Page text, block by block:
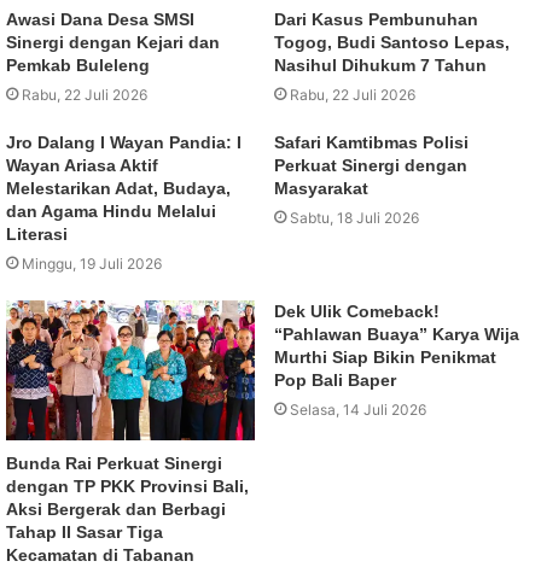
Awasi Dana Desa SMSI
Sinergi dengan Kejari dan
Pemkab Buleleng
Rabu, 22 Juli 2026
Dari Kasus Pembunuhan
Togog, Budi Santoso Lepas,
Nasihul Dihukum 7 Tahun
Rabu, 22 Juli 2026
Jro Dalang I Wayan Pandia: I
Wayan Ariasa Aktif
Melestarikan Adat, Budaya,
dan Agama Hindu Melalui
Literasi
Minggu, 19 Juli 2026
Safari Kamtibmas Polisi
Perkuat Sinergi dengan
Masyarakat
Sabtu, 18 Juli 2026
Bunda Rai Perkuat Sinergi
dengan TP PKK Provinsi Bali,
Aksi Bergerak dan Berbagi
Tahap II Sasar Tiga
Kecamatan di Tabanan
Dek Ulik Comeback!
“Pahlawan Buaya” Karya Wija
Murthi Siap Bikin Penikmat
Pop Bali Baper
Selasa, 14 Juli 2026